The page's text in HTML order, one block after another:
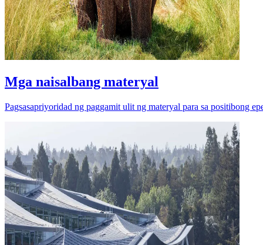
Mga naisalbang materyal
Pagsasapriyoridad ng paggamit ulit ng materyal para sa positibong